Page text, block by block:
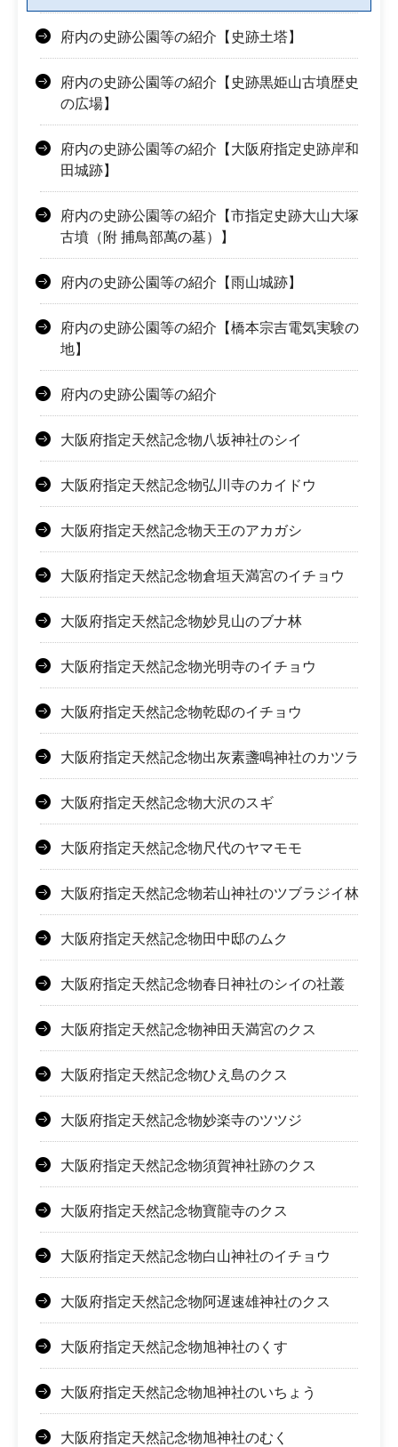
府内の史跡公園等の紹介【史跡土塔】
府内の史跡公園等の紹介【史跡黒姫山古墳歴史
の広場】
府内の史跡公園等の紹介【大阪府指定史跡岸和
田城跡】
府内の史跡公園等の紹介【市指定史跡大山大塚
古墳（附 捕鳥部萬の墓）】
府内の史跡公園等の紹介【雨山城跡】
府内の史跡公園等の紹介【橋本宗吉電気実験の
地】
府内の史跡公園等の紹介
大阪府指定天然記念物八坂神社のシイ
大阪府指定天然記念物弘川寺のカイドウ
大阪府指定天然記念物天王のアカガシ
大阪府指定天然記念物倉垣天満宮のイチョウ
大阪府指定天然記念物妙見山のブナ林
大阪府指定天然記念物光明寺のイチョウ
大阪府指定天然記念物乾邸のイチョウ
大阪府指定天然記念物出灰素盞鳴神社のカツラ
大阪府指定天然記念物大沢のスギ
大阪府指定天然記念物尺代のヤマモモ
大阪府指定天然記念物若山神社のツブラジイ林
大阪府指定天然記念物田中邸のムク
大阪府指定天然記念物春日神社のシイの社叢
大阪府指定天然記念物神田天満宮のクス
大阪府指定天然記念物ひえ島のクス
大阪府指定天然記念物妙楽寺のツツジ
大阪府指定天然記念物須賀神社跡のクス
大阪府指定天然記念物寶龍寺のクス
大阪府指定天然記念物白山神社のイチョウ
大阪府指定天然記念物阿遅速雄神社のクス
大阪府指定天然記念物旭神社のくす
大阪府指定天然記念物旭神社のいちょう
大阪府指定天然記念物旭神社のむく